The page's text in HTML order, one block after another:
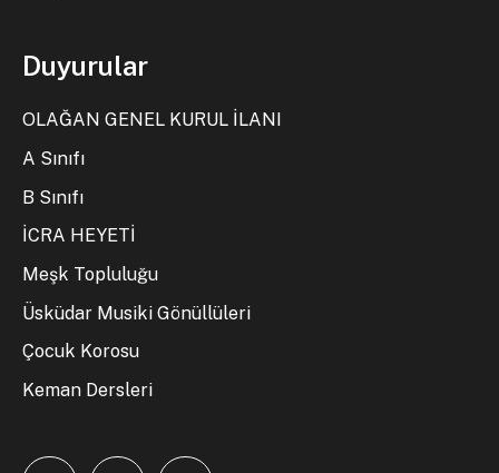
Duyurular
OLAĞAN GENEL KURUL İLANI
A Sınıfı
B Sınıfı
İCRA HEYETİ
Meşk Topluluğu
Üsküdar Musiki Gönüllüleri
Çocuk Korosu
Keman Dersleri